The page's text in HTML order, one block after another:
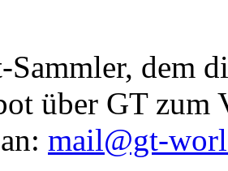
dem
über GT zum
mail@gt-